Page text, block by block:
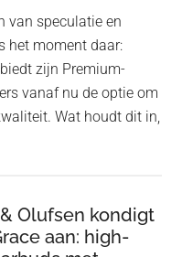
van speculatie en
het moment daar:
zijn Premium-
vanaf nu de optie om
Wat houdt dit in,
Olufsen kondigt
aan: high-